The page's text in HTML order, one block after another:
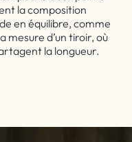
la composition
en équilibre, comme
mesure d’un tiroir, où
la longueur.